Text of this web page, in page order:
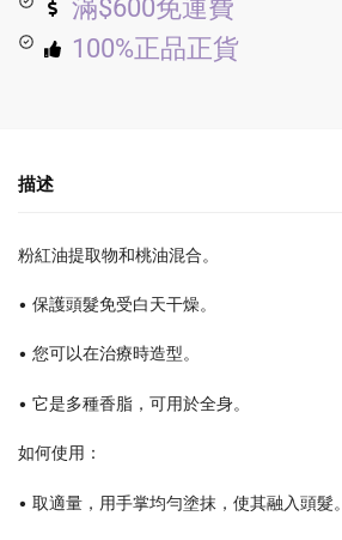
滿$600免運費
100%正品正貨
描述
粉紅油提取物和桃油混合。
• 保護頭髮免受白天干燥。
• 您可以在治療時造型。
• 它是多種香脂，可用於全身。
如何使用：
• 取適量，用手掌均勻塗抹，使其融入頭髮。